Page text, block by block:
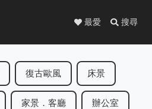
最愛 搜尋
復古歐風 床景
家景．客廳 辦公室